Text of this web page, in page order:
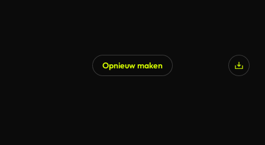
Opnieuw maken